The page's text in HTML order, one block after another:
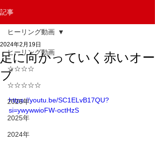
記事
ヒーリング動画
☆☆☆☆
☆☆☆☆☆
2026年
2025年
2024年
ヒーリング動画
足に向かっていく赤いオー
ブ
2024年2月19日
https://youtu.be/SC1ELvB17QU?
si=ywywwioFW-octHzS